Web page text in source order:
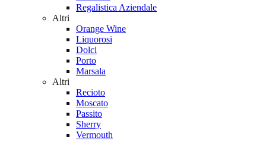
Regalistica Aziendale
Altri
Orange Wine
Liquorosi
Dolci
Porto
Marsala
Altri
Recioto
Moscato
Passito
Sherry
Vermouth